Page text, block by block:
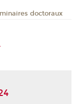
doctoraux